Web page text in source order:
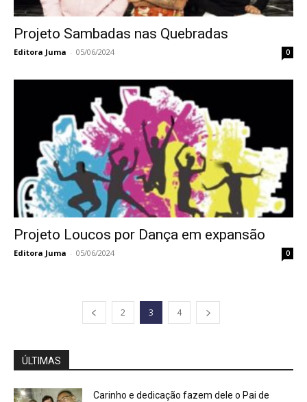
Projeto Sambadas nas Quebradas
Editora Juma - 05/06/2024 0
Projeto Loucos por Dança em expansão
Editora Juma - 05/06/2024 0
2 3 4
ÚLTIMAS
Carinho e dedicação fazem dele o Pai de